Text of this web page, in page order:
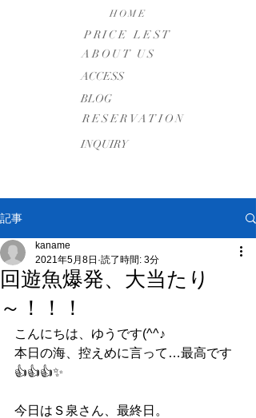
HOME
PRICE LEST
ABOUT US
​ACCESS
BLOG
RESERVATION
INQUIRY
記事
回遊魚爆発、大当たり
～！！！
kaname
2021年5月8日 読了時間: 3分
こんにちは、ゆうです(^^♪
本日の海、控えめに言って…最高です
👍👍👍✨
今日はＳ泉さん、最終日。